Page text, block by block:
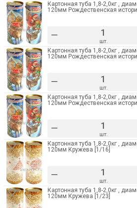
Картонная туба 1,8-2,0кг ,
120мм Рождественская
– шт.
Картонная туба 1,8-2,0кг ,
120мм Рождественская
– шт.
Картонная туба 1,8-2,0кг ,
120мм Рождественская
– шт.
Картонная туба 1,8-2,0кг ,
120мм Кружева [1/16]
– шт.
Картонная туба 1,8-2,0кг ,
120мм Кружева [1/23]